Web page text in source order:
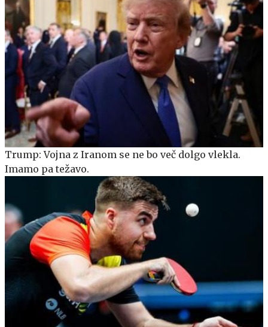
Trump: Vojna z Iranom se ne bo več dolgo vlekla.
Imamo pa težavo.